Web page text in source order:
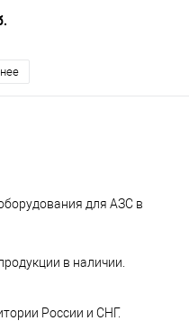
для АЗС в
в наличии.
России и СНГ.